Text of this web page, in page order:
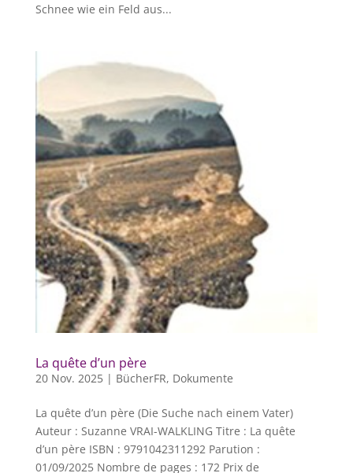
Schnee wie ein Feld aus...
La quête d’un père
20 Nov. 2025| BücherFR, Dokumente
La quête d’un père (Die Suche nach einem Vater)
Auteur : Suzanne VRAI-WALKLING Titre : La quête
d’un père ISBN : 9791042311292 Parution :
01/09/2025 Nombre de pages : 172 Prix de